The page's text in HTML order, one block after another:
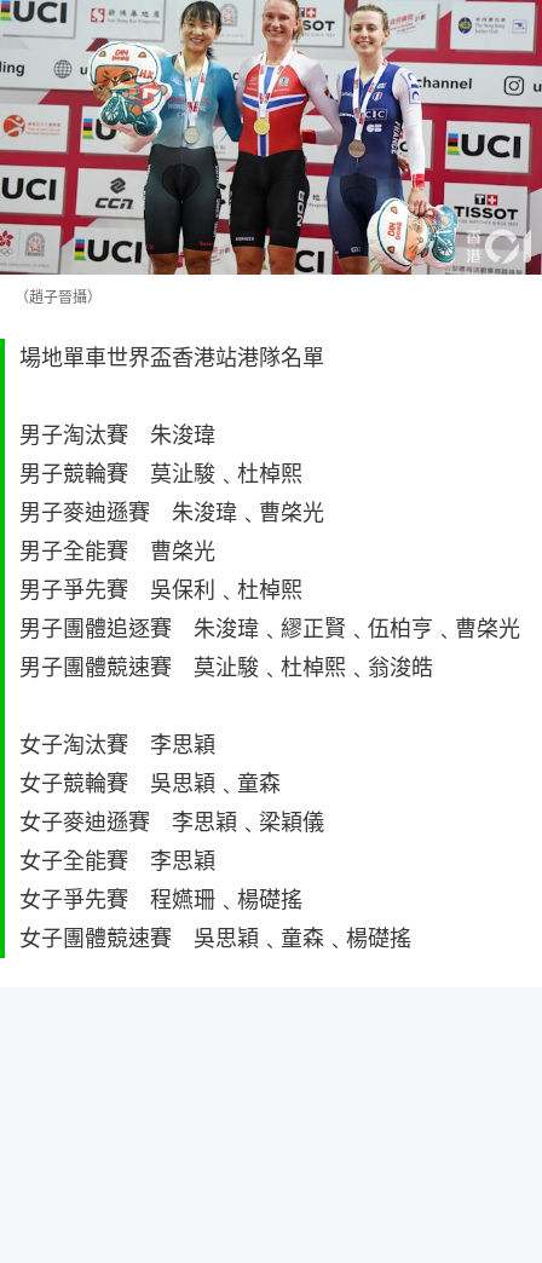
（趙子晉攝）
場地單車世界盃香港站港隊名單
男子淘汰賽 朱浚瑋
男子競輪賽 莫沚駿﹑杜棹熙
男子麥迪遜賽 朱浚瑋﹑曹棨光
男子全能賽 曹棨光
男子爭先賽 吳保利﹑杜棹熙
男子團體追逐賽 朱浚瑋﹑繆正賢﹑伍柏亨﹑曹棨光
男子團體競速賽 莫沚駿﹑杜棹熙﹑翁浚皓
女子淘汰賽 李思穎
女子競輪賽 吳思穎﹑童森
女子麥迪遜賽 李思穎﹑梁穎儀
女子全能賽 李思穎
女子爭先賽 程嬿珊﹑楊礎搖
女子團體競速賽 吳思穎﹑童森﹑楊礎搖